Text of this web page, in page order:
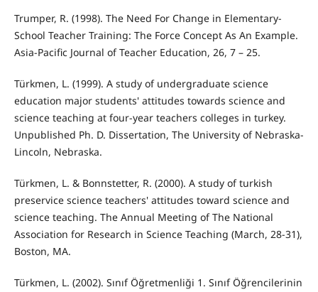
Trumper, R. (1998). The Need For Change in Elementary-
School Teacher Training: The Force Concept As An Example.
Asia-Pacific Journal of Teacher Education, 26, 7 – 25.
Türkmen, L. (1999). A study of undergraduate science
education major students' attitudes towards science and
science teaching at four-year teachers colleges in turkey.
Unpublished Ph. D. Dissertation, The University of Nebraska-
Lincoln, Nebraska.
Türkmen, L. & Bonnstetter, R. (2000). A study of turkish
preservice science teachers' attitudes toward science and
science teaching. The Annual Meeting of The National
Association for Research in Science Teaching (March, 28-31),
Boston, MA.
Türkmen, L. (2002). Sınıf Öğretmenliği 1. Sınıf Öğrencilerinin